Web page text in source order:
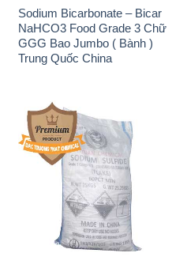
Sodium Bicarbonate – Bicar
NaHCO3 Food Grade 3 Chữ
GGG Bao Jumbo ( Bành )
Trung Quốc China